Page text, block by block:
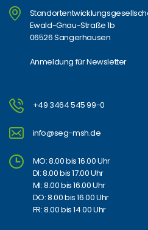
Ewald-Gnau-Straße 1b
06526 Sangerhausen
Anmeldung für Newsletter
+49 3464 545 99-0
info@seg-msh.de
MO: 8.00 bis 16.00 Uhr
DI: 8.00 bis 17.00 Uhr
MI: 8.00 bis 16.00 Uhr
DO: 8.00 bis 16.00 Uhr
FR: 8.00 bis 14.00 Uhr